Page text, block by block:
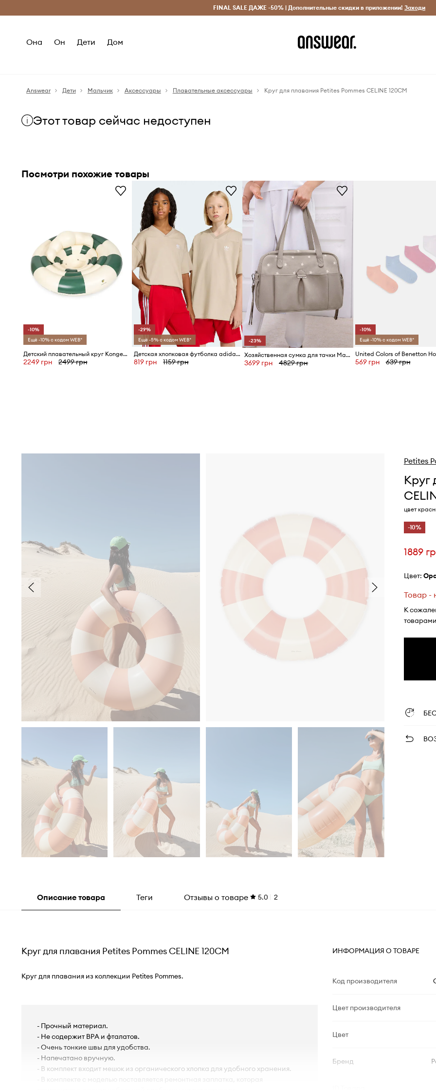
Бесплатная доставка из ЕС (от 2800 грн) Исключительно оригинальные товары Экономь с
FINAL SALE ДАЖЕ -50% | Дополнительные скидки в приложении! Заходи
Она Он Дети Дом
Answear Дети Мальчик Аксессуары Плавательные аксессуары Круг для плавания Petites Pommes CELINE 120CM
Этот товар сейчас недоступен
Посмотри похожие товары
-10%
Ещё -10% с кодом WEB*
Детский плавательный круг Konges Sløjd BABY WATER RING
2249 грн 2499 грн
-29%
Ещё -5% с кодом WEB*
Детская хлопковая футболка adidas Originals
819 грн 1159 грн
-23%
Хозяйственная сумка для тачки Mayoral Newborn
3699 грн 4829 грн
-10%
Ещё -10% с кодом WEB*
569 грн 639 грн
Petites
Круг
цвет
-10%
1889
Цвет:
Товар -
К
Описание товара Теги Отзывы о товаре 5.0 2
Круг для плавания Petites Pommes CELINE 120CM
Круг для плавания из коллекции Petites Pommes.
- Прочный материал.
- Не содержит BPA и фталатов.
- Очень тонкие швы для удобства.
- Напечатано вручную.
- В комплект входит мешок из органического хлопка для удобного хранения.
- В комплекте с моделью поставляется ремонтная заплатка, которая
ИНФОРМАЦИЯ О ТОВАРЕ
Код производителя
Цвет производителя
Цвет
Бренд